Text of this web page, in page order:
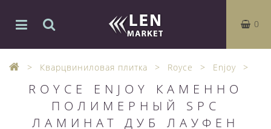
0
Кварцвиниловая плитка Royce Enjoy
ROYCE ENJOY КАМЕННО
ПОЛИМЕРНЫЙ SPC
ЛАМИНАТ ДУБ ЛАУФЕН